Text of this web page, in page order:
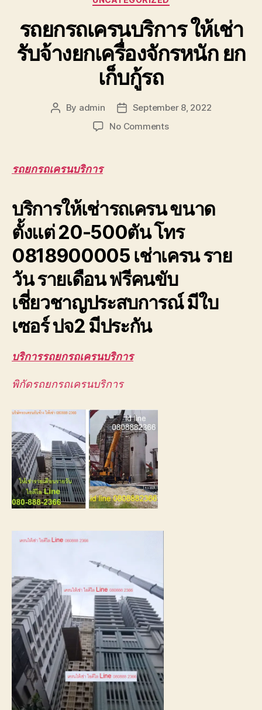
รถยกรถเครนบริการ ให้เช่า
รับจ้างยกเครื่องจักรหนัก ยก
เก็บกู้รถ
Post
By admin
Post
date
September 8, 2022
No Commentson
ให้
เช่า
รับจ้าง
ยก
เครื่องจักร
ยก
เก็บ
กู้
รถยกรถเครนบริการ
บริการให้เช่ารถเครน ขนาด
ตั้งแต่ 20-500ตัน โทร
0818900005 เช่าเครน ราย
วัน รายเดือน ฟรีคนขับ
เชี่ยวชาญประสบการณ์ มีใบ
เซอร์ ปจ2 มีประกัน
บริการรถยกรถเครนบริการ
พิกัดรถยกรถเครนบริการ